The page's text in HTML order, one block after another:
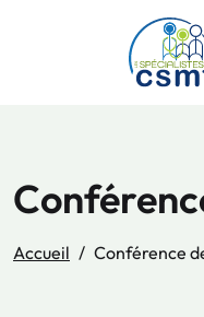
Passer au contenu principal
Accueil Conférence